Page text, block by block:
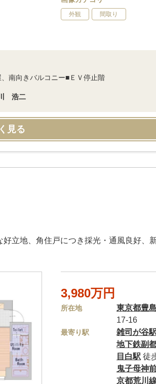
外観 間取り
南向きバルコニー■ＥＶ停止階
浩二
見る
立地、角住戸につき採光・通風良好、
3,980万円
所在地 東京都豊
17-16
最寄り駅 雑司が谷駅
地下鉄副
目白駅 徒
鬼子母神
京都荒川